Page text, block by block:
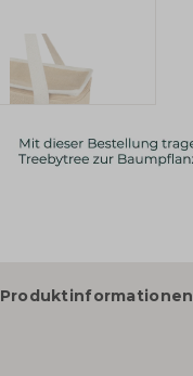
Produktinformationen